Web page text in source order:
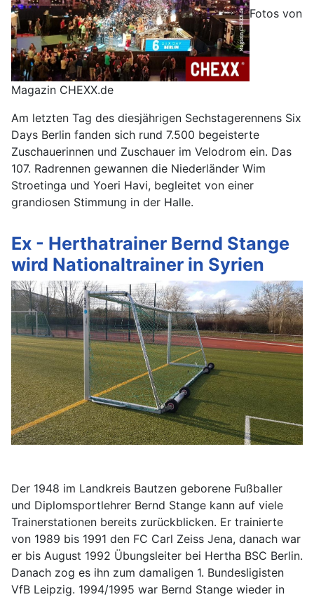
Fotos von
Magazin CHEXX.de
Am letzten Tag des diesjährigen Sechstagerennens Six
Days Berlin fanden sich rund 7.500 begeisterte
Zuschauerinnen und Zuschauer im Velodrom ein. Das
107. Radrennen gewannen die Niederländer Wim
Stroetinga und Yoeri Havi, begleitet von einer
grandiosen Stimmung in der Halle.
Ex - Herthatrainer Bernd Stange
wird Nationaltrainer in Syrien
Der 1948 im Landkreis Bautzen geborene Fußballer
und Diplomsportlehrer Bernd Stange kann auf viele
Trainerstationen bereits zurückblicken. Er trainierte
von 1989 bis 1991 den FC Carl Zeiss Jena, danach war
er bis August 1992 Übungsleiter bei Hertha BSC Berlin.
Danach zog es ihn zum damaligen 1. Bundesligisten
VfB Leipzig. 1994/1995 war Bernd Stange wieder in